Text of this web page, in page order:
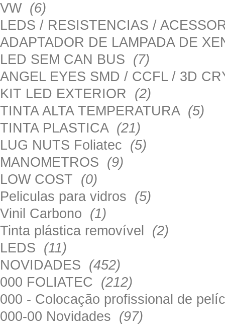
VW (6)
LEDS / RESISTENCIAS /
ADAPTADOR DE LAMPADA DE
LED SEM CAN BUS (7)
ANGEL EYES SMD / CCFL / 3D
KIT LED EXTERIOR (2)
TINTA ALTA TEMPERATURA (5)
TINTA PLASTICA (21)
LUG NUTS Foliatec (5)
MANOMETROS (9)
LOW COST (0)
Peliculas para vidros (5)
Vinil Carbono (1)
Tinta plástica removível (2)
LEDS (11)
NOVIDADES (452)
000 FOLIATEC (212)
000 - Colocação profissional de
000-00 Novidades (97)